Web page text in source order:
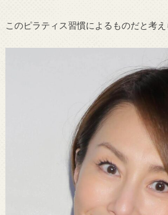
このピラティス習慣によるものだと考え